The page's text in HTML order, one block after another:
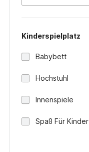
Kinderspielplatz
Babybett
Hochstuhl
Innenspiele
Spaß Für Kinder